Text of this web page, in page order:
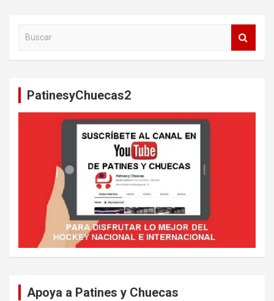
PatinesyChuecas2
Apoya a Patines y Chuecas